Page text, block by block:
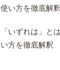
使い方を徹底解釈
「いずれは」と
い方を徹底解釈